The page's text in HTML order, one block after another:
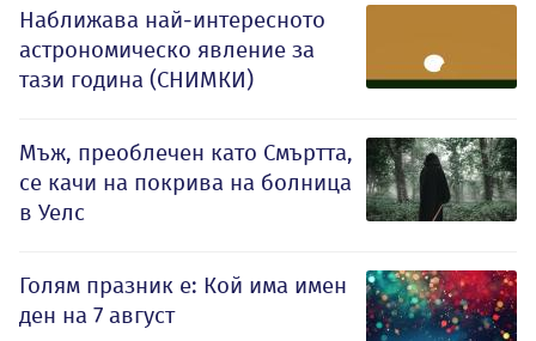
Наближава най-интересното
астрономическо явление за
тази година (СНИМКИ)
Мъж, преоблечен като Смъртта,
се качи на покрива на болница
в Уелс
Голям празник е: Кой има имен
ден на 7 август